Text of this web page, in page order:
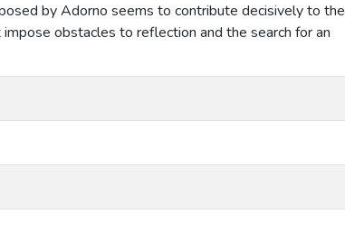
by Adorno seems to contribute decisively to the
obstacles to reflection and the search for an